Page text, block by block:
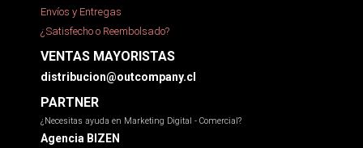
Envíos y Entregas
¿Satisfecho o Reembolsado?
VENTAS MAYORISTAS
distribucion@outcompany.cl
PARTNER
¿Necesitas ayuda en Marketing Digital - Comercial?
Agencia BIZEN